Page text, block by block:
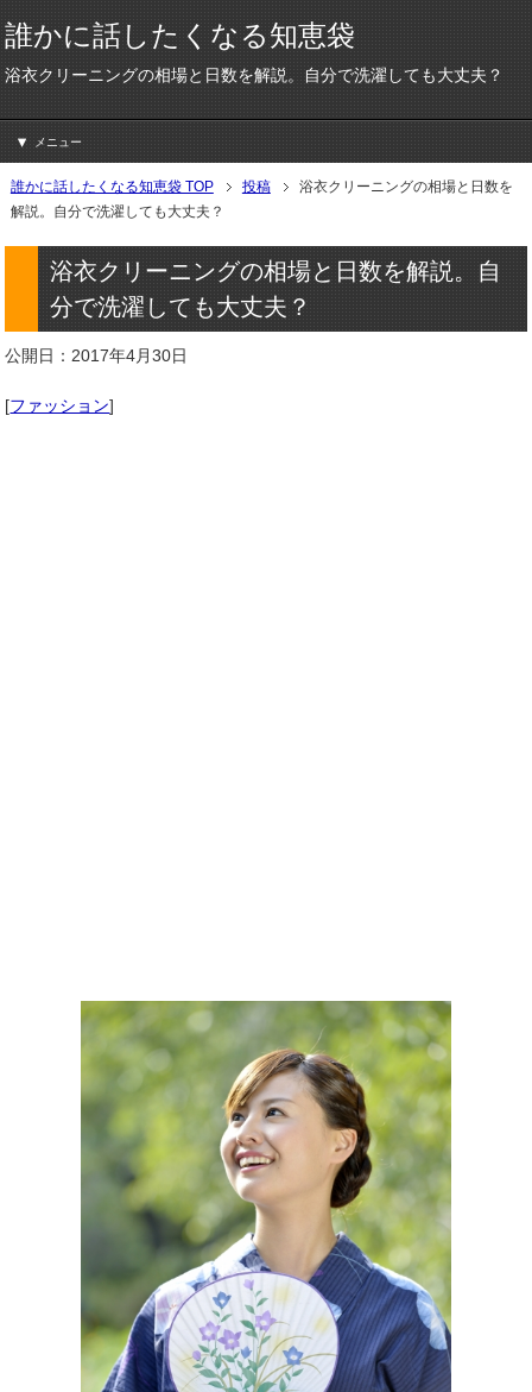
誰かに話したくなる知恵袋
浴衣クリーニングの相場と日数を解説。自分で洗濯しても大丈夫？
メニュー
誰かに話したくなる知恵袋 TOP 投稿
浴衣クリーニングの相場と日数を
解説。自分で洗濯しても大丈夫？
浴衣クリーニングの相場と日数を解説。自
分で洗濯しても大丈夫？
公開日：2017年4月30日
[ファッション]